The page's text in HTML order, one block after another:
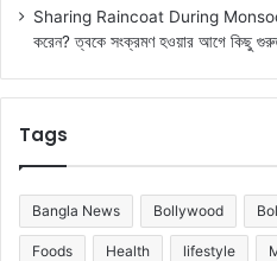
Sharing Raincoat During Monsoon:
করেন? ত্বকে সংক্রমণ হওয়ার আগে কিছু
Tags
Bangla News Bollywood
Foods Health lifestyle